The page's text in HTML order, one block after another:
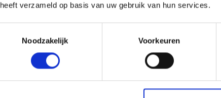
heeft verzameld op basis van uw gebruik van hun services.
Noodzakelijk
Voorkeuren